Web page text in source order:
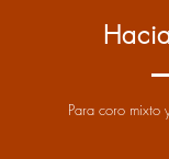
Para coro mixto